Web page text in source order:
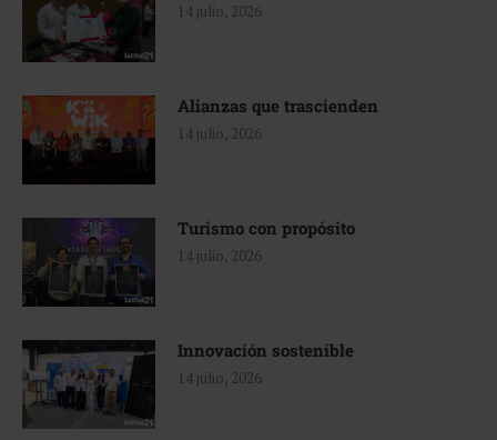
14 julio, 2026
Alianzas que trascienden
14 julio, 2026
Turismo con propósito
14 julio, 2026
Innovación sostenible
14 julio, 2026